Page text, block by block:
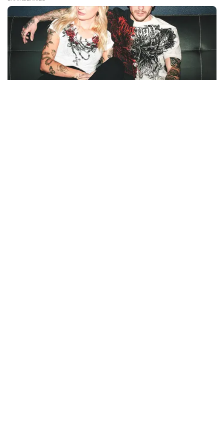
Viral Alutsista Berjejer di Monas Dikaitkan
Demo Besar, Mabes TNI Beri Penjelasan
Berita Viral 2
Viral Ayah Tinggalkan Istri dan Bayi Demi
Dugaan Selingkuhan Sesama Jenis
Berita Viral
X